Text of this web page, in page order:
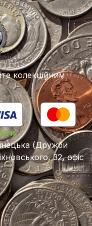
колекційним
(Дружби
32, офіс